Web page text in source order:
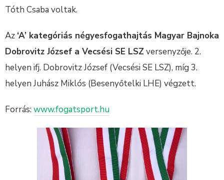
Tóth Csaba voltak.
Az ‘A’ kategóriás négyesfogathajtás Magyar Bajnoka
Dobrovitz József a Vecsési SE LSZ versenyzője. 2.
helyen ifj. Dobrovitz József (Vecsési SE LSZ), míg 3.
helyen Juhász Miklós (Besenyőtelki LHE) végzett.
Forrás: www.fogatsport.hu